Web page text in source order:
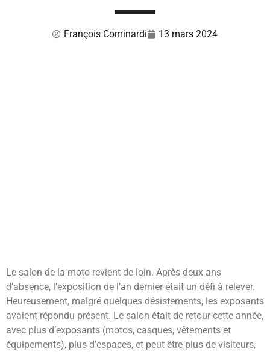
François Cominardi 13 mars 2024
Le salon de la moto revient de loin. Après deux ans
d’absence, l’exposition de l’an dernier était un défi à relever.
Heureusement, malgré quelques désistements, les exposants
avaient répondu présent. Le salon était de retour cette année,
avec plus d’exposants (motos, casques, vêtements et
équipements), plus d’espaces, et peut-être plus de visiteurs,